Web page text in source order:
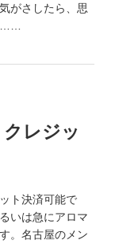
がさしたら、思
……
レジッ
ト決済可能で
いは急にアロマ
。名古屋のメン